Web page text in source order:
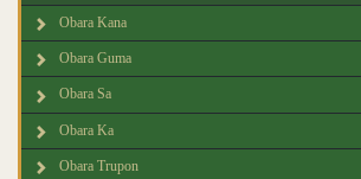
Obara Kana
Obara Guma
Obara Sa
Obara Ka
Obara Trupon